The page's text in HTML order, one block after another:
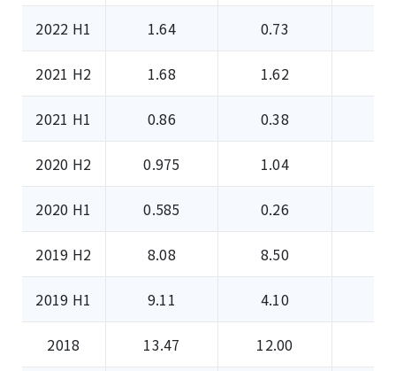
2022 H1 1.64 0.73
2021 H2 1.68 1.62
2021 H1 0.86 0.38
2020 H2 0.975 1.04
2020 H1 0.585 0.26
2019 H2 8.08 8.50
2019 H1 9.11 4.10
2018 13.47 12.00